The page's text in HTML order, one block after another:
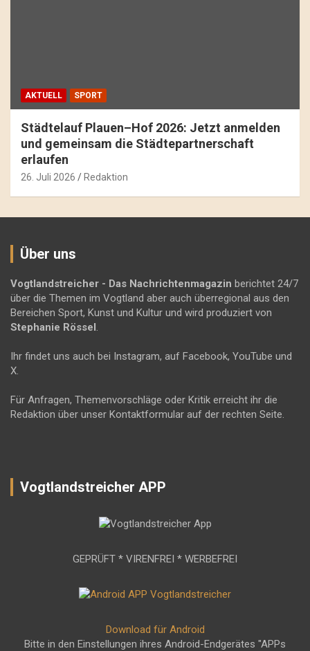
AKTUELL SPORT
Städtelauf Plauen–Hof 2026: Jetzt anmelden
und gemeinsam die Städtepartnerschaft
erlaufen
26. Juli 2026 Redaktion
Über uns
Vogtlandstreicher - Das Nachrichtenmagazin berichtet 24/7
über die Themen im Vogtland aber auch überregional aus den
Bereichen Sport, Kunst und Kultur und wird produziert von
Stephanie Rössel.
Ihr findet uns auch bei Instagram, auf Facebook, YouTube und
X.
Für Anfragen, Themenvorschläge oder Kritik erreicht ihr die
Redaktion über unser Kontaktformular auf der rechten Seite.
Vogtlandstreicher APP
GEPRÜFT * VIRENFREI * WERBEFREI
Download für Android
Bitte in den Einstellungen ihres Android-Endgerätes "APPs